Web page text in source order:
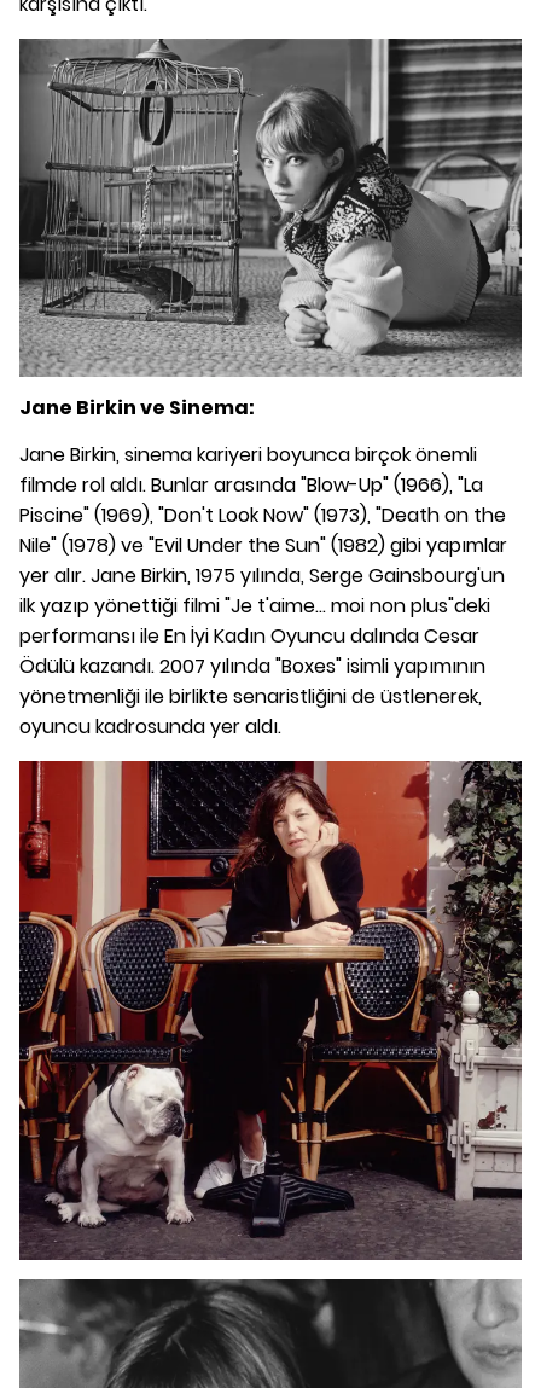
Jane Birkin ve Sinema:
Jane Birkin, sinema kariyeri boyunca birçok önemli
filmde rol aldı. Bunlar arasında "Blow-Up" (1966), "La
Piscine" (1969), "Don't Look Now" (1973), "Death on the
Nile" (1978) ve "Evil Under the Sun" (1982) gibi yapımlar
yer alır. Jane Birkin, 1975 yılında, Serge Gainsbourg'un
ilk yazıp yönettiği filmi "Je t'aime... moi non plus"deki
performansı ile En İyi Kadın Oyuncu dalında Cesar
Ödülü kazandı. 2007 yılında "Boxes" isimli yapımının
yönetmenliği ile birlikte senaristliğini de üstlenerek,
oyuncu kadrosunda yer aldı.